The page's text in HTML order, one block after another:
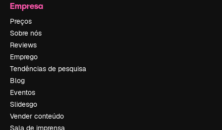
Empresa
Preços
Sobre nós
Reviews
Emprego
Tendências de pesquisa
Blog
Eventos
Slidesgo
Vender conteúdo
Sala de imprensa